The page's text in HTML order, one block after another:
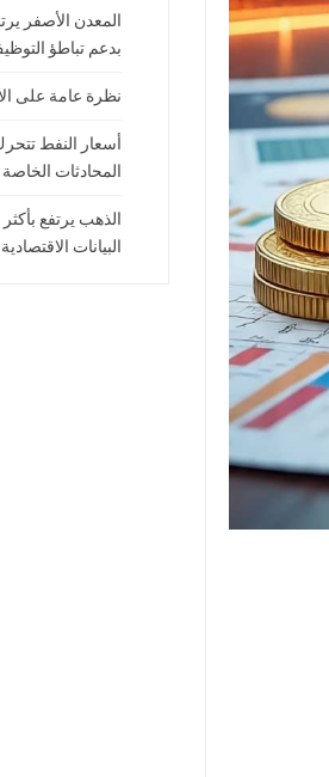
بدعم تباطؤ
نظرة عامة على
أسعار النفط
المحادثات
البيانات